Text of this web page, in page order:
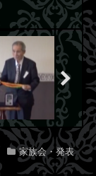
家族会・発表